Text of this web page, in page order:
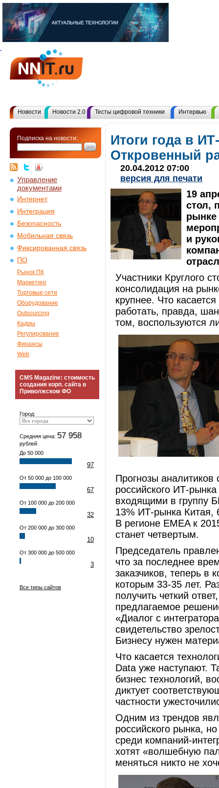
Новости Новости 2.0 Тесты цифровой техники Интервью
Подписка на новости:
Управление
документами
Интернет
Интеграция
Безопасность
Мобильная связь
Фиксированная связь
ПО
Рынок ПК
Маркетинг
Торговые сети
Оборудование
Outsourcing
Кадры
Регулирование
Финансы
Web
CMS Magazine: стоимость
создания корп. сайта в
Приволжском ФО
Город:
Средняя цена: 57 958
рублей
До 50 000
97
От 50 000 до 100 000
67
От 100 000 до 200 000
32
От 200 000 до 300 000
10
От 300 000 до 500 000
3
Все типы сайтов
Итоги года в
Откровенный
20.04.2012 07:00
версия для печати
19
стол,
рынке
и
Участники Круглого
консолидация на
крупнее. Что
работать, правда,
том, воспользуются
Прогнозы аналитиков
российского ИТ-
входящими в группу
13% ИТ-рынка Китая,
В регионе EMEA к
станет четвертым.
Председатель
что за последнее
заказчиков, теперь в
которым 33-35 лет.
получить четкий
предлагаемое
«Диалог с
свидетельство
Бизнесу нужен
Что касается
Data уже наступают.
бизнес технологий,
диктует
частности
Одним из трендов
российского рынка,
среди компаний-
хотят «волшебную
меняться никто не